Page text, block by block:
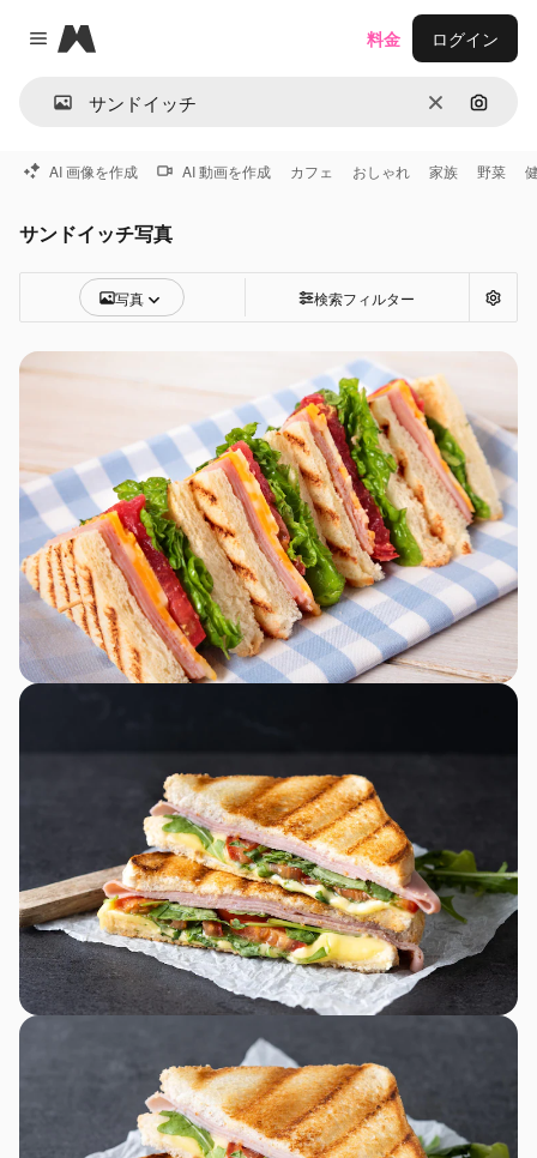
Close menu
Magnific
消去 画像で
料金 ログイン
AI 画像を作成 AI 動画を作成 カフェ おしゃれ 家族 野菜
サンドイッチ写真
写真 検索フィルター